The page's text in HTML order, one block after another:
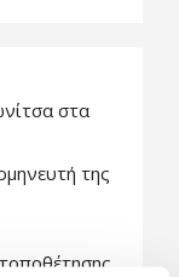
στα
της